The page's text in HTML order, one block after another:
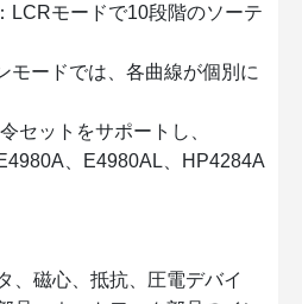
LCRモードで10段階のソーテ
モードでは、各曲線が個別に
セットをサポートし、
、E4980AL、HP4284A
、磁心、抵抗、圧電デバイ